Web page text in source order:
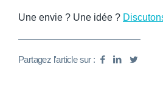
Une envie ? Une idée ?
Partagez l'article sur :